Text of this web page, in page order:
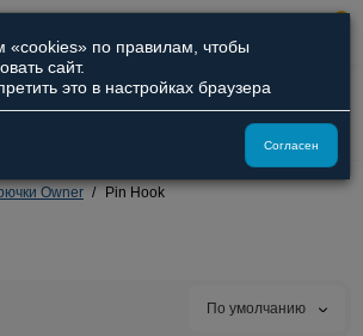
8 (800) 551-09-94
8 (929) 836-66-51
Owner Pin Hook
По умолчанию
«cookies» по правилам, чтобы
сайт.
это в настройках браузера
Согласен